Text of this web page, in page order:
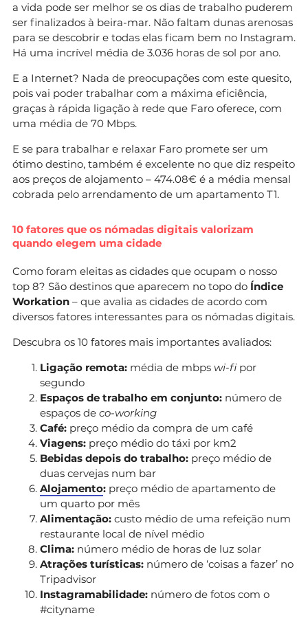
a vida pode ser melhor se os dias de trabalho puderem
ser finalizados à beira-mar. Não faltam dunas arenosas
para se descobrir e todas elas ficam bem no Instagram.
Há uma incrível média de 3.036 horas de sol por ano.
E a Internet? Nada de preocupações com este quesito,
pois vai poder trabalhar com a máxima eficiência,
graças à rápida ligação à rede que Faro oferece, com
uma média de 70 Mbps.
E se para trabalhar e relaxar Faro promete ser um
ótimo destino, também é excelente no que diz respeito
aos preços de alojamento – 474.08€ é a média mensal
cobrada pelo arrendamento de um apartamento T1.
10 fatores que os nómadas digitais valorizam
quando elegem uma cidade
Como foram eleitas as cidades que ocupam o nosso
top 8? São destinos que aparecem no topo do Índice
Workation – que avalia as cidades de acordo com
diversos fatores interessantes para os nómadas digitais.
Descubra os 10 fatores mais importantes avaliados:
Ligação remota: média de mbps wi-fipor
segundo
Espaços de trabalho em conjunto: número de
espaços de co-working
Café: preço médio da compra de um café
Viagens: preço médio do táxi por km2
Bebidas depois do trabalho: preço médio de
duas cervejas num bar
Alojamento: preço médio de apartamento de
um quarto por mês
Alimentação: custo médio de uma refeição num
restaurante local de nível médio
Clima: número médio de horas de luz solar
Atrações turísticas: número de ‘coisas a fazer’ no
Tripadvisor
Instagramabilidade: número de fotos com o
#cityname